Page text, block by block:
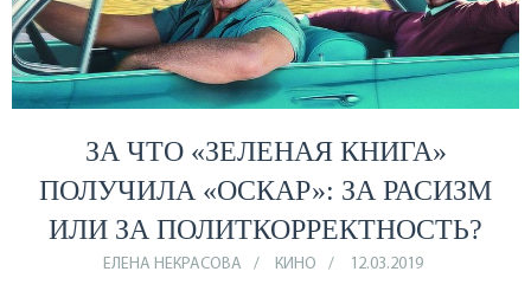
ЗА ЧТО «ЗЕЛЕНАЯ КНИГА»
ПОЛУЧИЛА «ОСКАР»: ЗА РАСИЗМ
ИЛИ ЗА ПОЛИТКОРРЕКТНОСТЬ?
ЕЛЕНА НЕКРАСОВА КИНО 12.03.2019